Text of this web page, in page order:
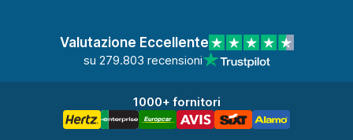
Valutazione Eccellente
su 279.803 recensioni
1000+ fornitori